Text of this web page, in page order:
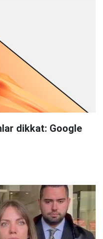
dikkat: Google